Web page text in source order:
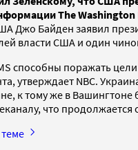
The
Джо Байден заявил
власти США и один
способны поражать
утверждает NBC.
к тому же в
что продолжается